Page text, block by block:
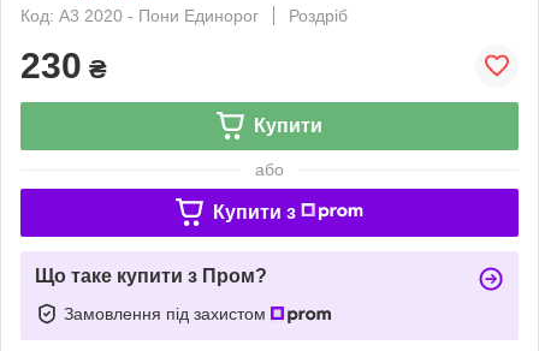
Код: A3 2020 - Пони Единорог
Роздріб
230 ₴
Купити
або
Купити з
Що таке купити з Пром?
Замовлення під захистом